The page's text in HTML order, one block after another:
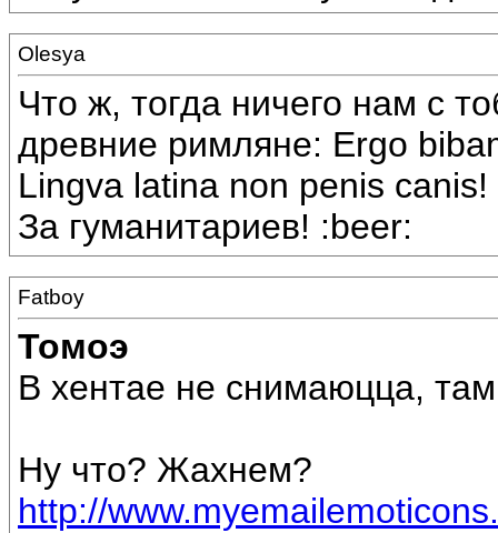
Olesya
Что ж, тогда ничего нам с
древние римляне: Ergo
Lingva latina non penis
За гуманитариев! :beer:
Fatboy
Томоэ
В хентае не снимаюцца,
Ну что? Жахнем?
http://